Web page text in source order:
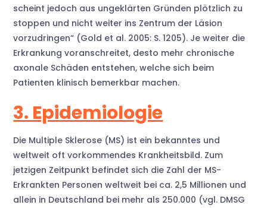
scheint jedoch aus ungeklärten Gründen plötzlich zu
stoppen und nicht weiter ins Zentrum der Läsion
vorzudringen“ (Gold et al. 2005: S. 1205). Je weiter die
Erkrankung voranschreitet, desto mehr chronische
axonale Schäden entstehen, welche sich beim
Patienten klinisch bemerkbar machen.
3. Epidemiologie
Die Multiple Sklerose (MS) ist ein bekanntes und
weltweit oft vorkommendes Krankheitsbild. Zum
jetzigen Zeitpunkt befindet sich die Zahl der MS-
Erkrankten Personen weltweit bei ca. 2,5 Millionen und
allein in Deutschland bei mehr als 250.000 (vgl. DMSG